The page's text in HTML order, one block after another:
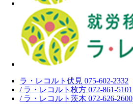
ラ・レコルト伏見 075-602-2332
/ ラ・レコルト枚方 072-861-5101
/ ラ・レコルト茨木 072-626-2600